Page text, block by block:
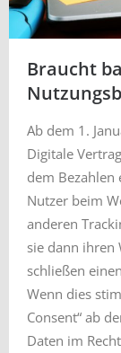
Braucht
Ab dem 1.
Digitale
dem Bezahlen
Nutzer beim
anderen
sie dann ihren
schließen
Wenn dies
Consent“ ab
Daten im